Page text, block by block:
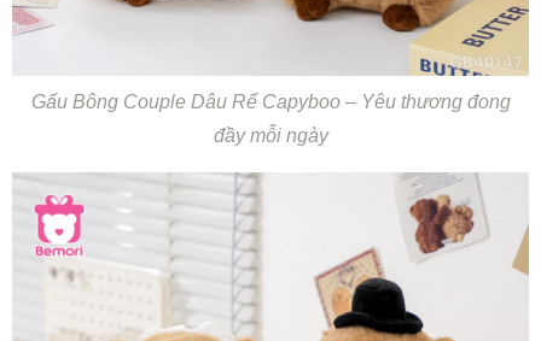
Gấu Bông Couple Dâu Rể Capyboo – Yêu thương đong
đầy mỗi ngày